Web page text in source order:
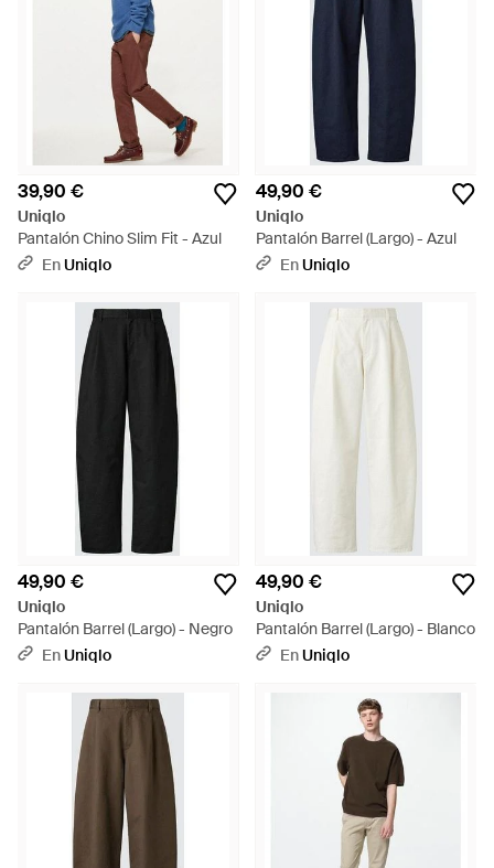
39,90 €
Uniqlo
Pantalón Chino Slim Fit - Azul
EnUniqlo
49,90 €
Uniqlo
Pantalón Barrel (Largo) - Azul
EnUniqlo
49,90 €
Uniqlo
Pantalón Barrel (Largo) - Negro
EnUniqlo
49,90 €
Uniqlo
Pantalón Barrel (Largo) - Blanco
EnUniqlo